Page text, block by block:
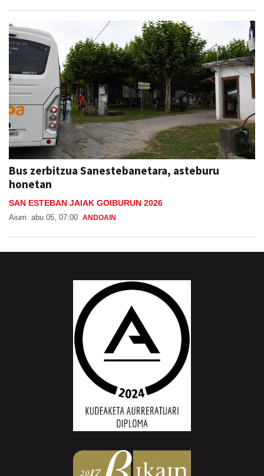
Bus zerbitzua Sanestebanetara, asteburu
honetan
SAN ESTEBAN JAIAK GOIBURUN 2026
Aiurri abu 05, 07:00 ANDOAIN